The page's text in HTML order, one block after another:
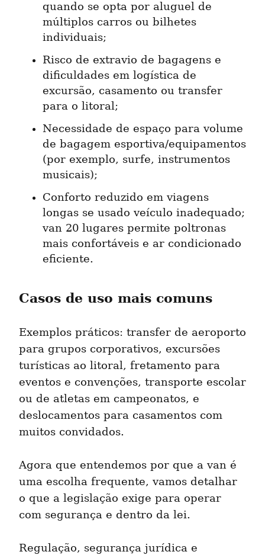
quando se opta por aluguel de
múltiplos carros ou bilhetes
individuais;
Risco de extravio de bagagens e
dificuldades em logística de
excursão, casamento ou transfer
para o litoral;
Necessidade de espaço para volume
de bagagem esportiva/equipamentos
(por exemplo, surfe, instrumentos
musicais);
Conforto reduzido em viagens
longas se usado veículo inadequado;
van 20 lugares permite poltronas
mais confortáveis e ar condicionado
eficiente.
Casos de uso mais comuns
Exemplos práticos: transfer de aeroporto
para grupos corporativos, excursões
turísticas ao litoral, fretamento para
eventos e convenções, transporte escolar
ou de atletas em campeonatos, e
deslocamentos para casamentos com
muitos convidados.
Agora que entendemos por que a van é
uma escolha frequente, vamos detalhar
o que a legislação exige para operar
com segurança e dentro da lei.
Regulação, segurança jurídica e